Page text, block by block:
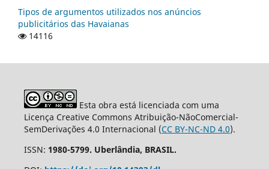
Tipos de argumentos utilizados nos anúncios
publicitários das Havaianas
14116
Esta obra está licenciada com uma
Licença Creative Commons Atribuição-NãoComercial-
SemDerivações 4.0 Internacional (CC BY-NC-ND 4.0).
ISSN: 1980-5799. Uberlândia, BRASIL.